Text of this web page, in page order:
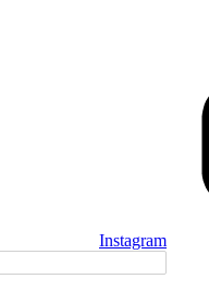
Instagram